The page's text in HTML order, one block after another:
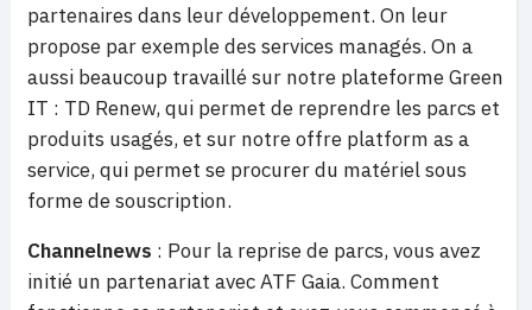
partenaires dans leur développement. On leur
propose par exemple des services managés. On a
aussi beaucoup travaillé sur notre plateforme Green
IT : TD Renew, qui permet de reprendre les parcs et
produits usagés, et sur notre offre platform as a
service, qui permet se procurer du matériel sous
forme de souscription.
Channelnews : Pour la reprise de parcs, vous avez
initié un partenariat avec ATF Gaia. Comment